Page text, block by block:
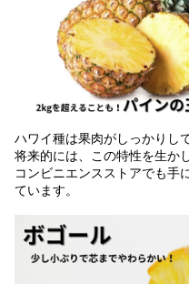
ハワイ種は果肉がしっかりし
将来的には、この特性を生か
コンビニエンスストアでも手
ています。